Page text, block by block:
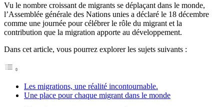
Vu le nombre croissant de migrants se déplaçant dans le monde,
l’Assemblée générale des Nations unies a déclaré le 18 décembre
comme une journée pour célébrer le rôle du migrant et la
contribution que la migration apporte au développement.
Dans cet article, vous pourrez explorer les sujets suivants :
Les migrations, une réalité incontournable.
Une place pour chaque migrant dans le monde